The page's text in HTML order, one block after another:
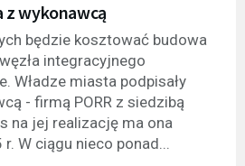
z wykonawcą
będzie kosztować budowa
integracyjnego
Władze miasta podpisały
- firmą PORR z siedzibą
na jej realizację ma ona
W ciągu nieco ponad...